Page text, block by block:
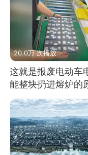
20.0万 次播放
这就是报废电动车
能整块扔进熔炉的